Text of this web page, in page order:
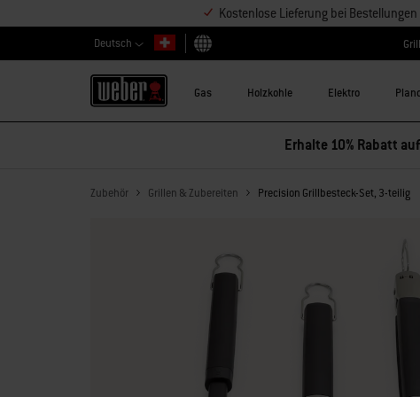
Kostenlose Lieferung bei
Deutsch
Land auswählen
Gas Holzkohle Elektro
Erhalte 10% Rabatt
Zubehör Grillen & Zubereiten Precision Grillbesteck-Set, 3-teilig